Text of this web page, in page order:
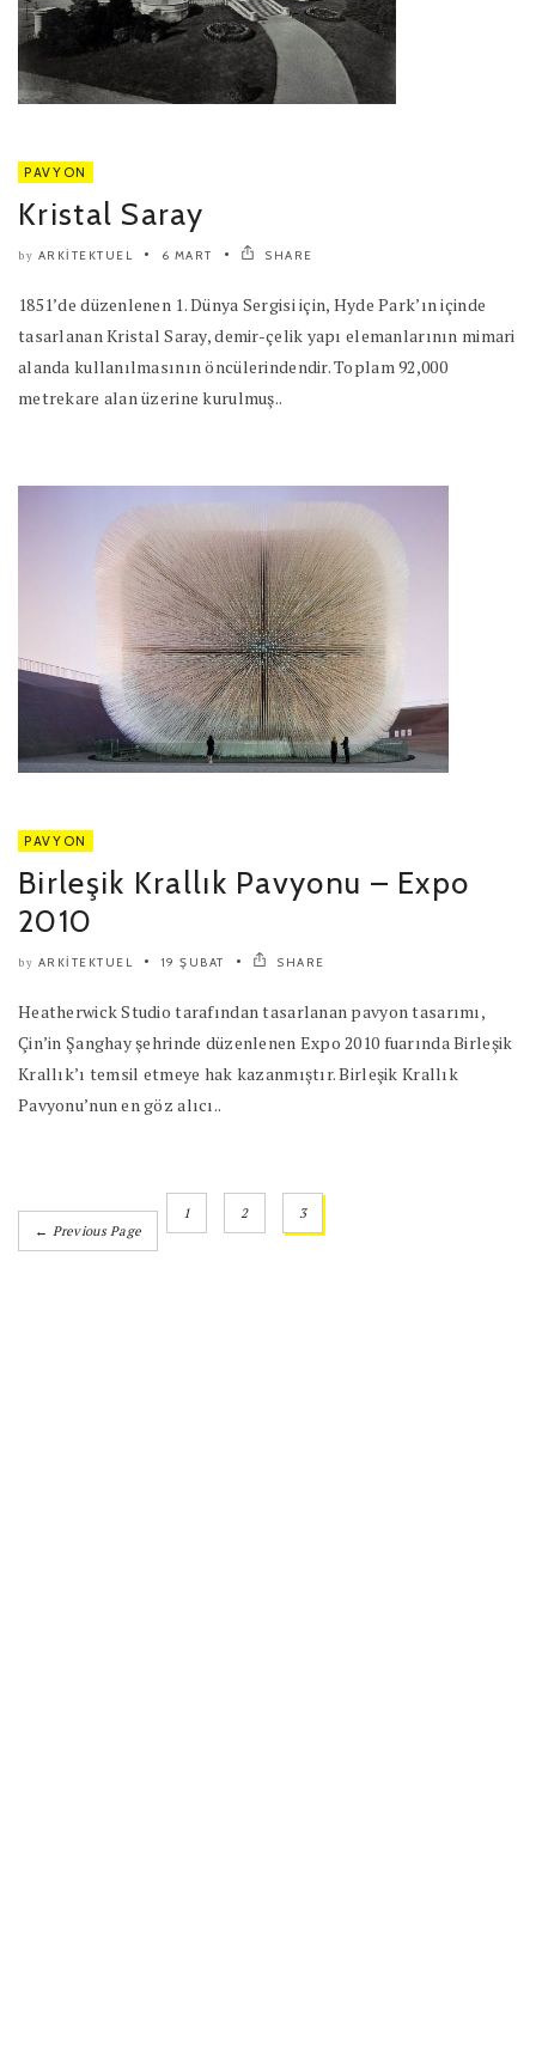
PAVYON
Kristal Saray
by ARKITEKTUEL 6 MART SHARE
1851’de düzenlenen 1. Dünya Sergisi için, Hyde Park’ın içinde
tasarlanan Kristal Saray, demir-çelik yapı elemanlarının mimari
alanda kullanılmasının öncülerindendir. Toplam 92,000
metrekare alan üzerine kurulmuş..
PAVYON
Birleşik Krallık Pavyonu – Expo
2010
by ARKITEKTUEL 19 ŞUBAT SHARE
Heatherwick Studio tarafından tasarlanan pavyon tasarımı,
Çin’in Şanghay şehrinde düzenlenen Expo 2010 fuarında Birleşik
Krallık’ı temsil etmeye hak kazanmıştır. Birleşik Krallık
Pavyonu’nun en göz alıcı..
← Previous Page
1 2 3